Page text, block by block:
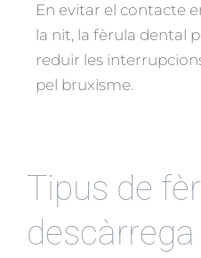
En evitar el contacte
la nit, la fèrula dental
reduir les
pel bruxisme.
Tipus de
descàrrega